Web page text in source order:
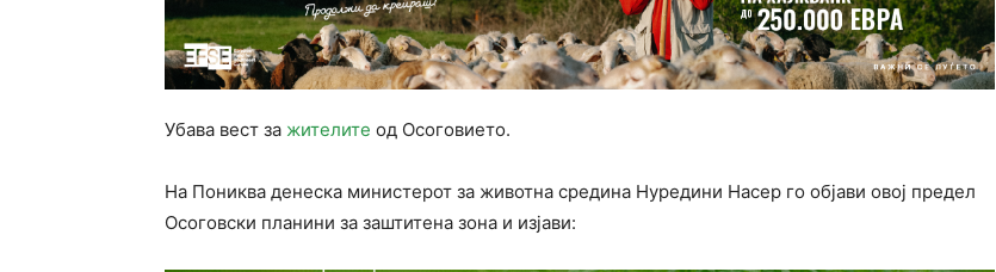
Убава вест за жителите од Осоговието.
На Пониква денеска министерот за животна средина Нуредини Насер го објави овој предел
Осоговски планини за заштитена зона и изјави: